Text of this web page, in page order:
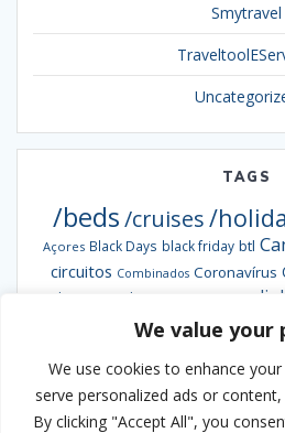
We value your
We use cookies to enhance
serve personalized ads or
By clicking "Accept All", you
Smytravel
TAGS
/beds/cruises/
Açores Black Days black friday btl
circuitos Combinados Coronavírus
destaques da semana
grandes viagens hoteis hotel
portugal praias semana santa
SmyholidaysSmytours